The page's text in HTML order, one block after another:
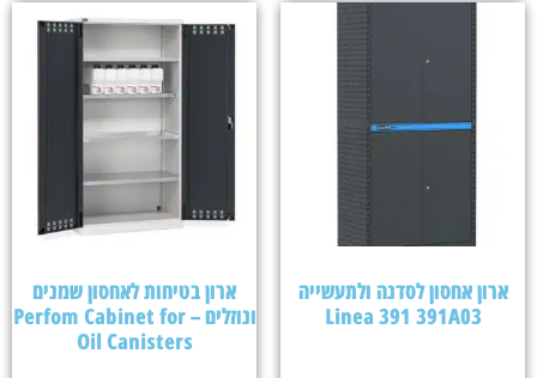
ארון אחסון לסדנה ולתעשייה
Linea 391 391A03
ארון בטיחות לאחסון שמנים
ונוזלים – Perfom Cabinet for
Oil Canisters